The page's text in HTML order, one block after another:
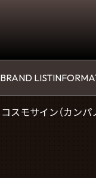
BRAND LIST
コスモサイン（カンパ